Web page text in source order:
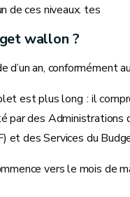
de ces niveaux. tes
wallon ?
an, conformément
est plus long : il
des Administrations
et des Services du
vers le mois de